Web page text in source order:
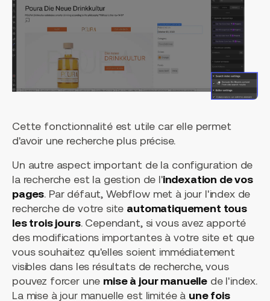
Cette fonctionnalité est utile car elle permet
d'avoir une recherche plus précise.
Un autre aspect important de la configuration de
la recherche est la gestion de l'indexation de vos
pages. Par défaut, Webflow met à jour l'index de
recherche de votre site automatiquement tous
les trois jours. Cependant, si vous avez apporté
des modifications importantes à votre site et que
vous souhaitez qu'elles soient immédiatement
visibles dans les résultats de recherche, vous
pouvez forcer une mise à jour manuellede l'index.
La mise à jour manuelle est limitée à une fois